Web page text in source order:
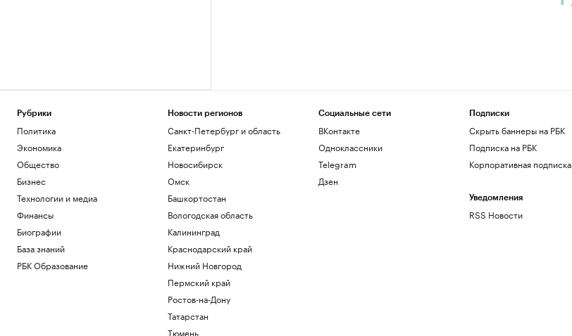
Рубрики
Политика
Экономика
Общество
Бизнес
Технологии и медиа
Финансы
Биографии
База знаний
РБК Образование
Новости регионов
Санкт-Петербург и область
Екатеринбург
Новосибирск
Омск
Башкортостан
Вологодская область
Калининград
Краснодарский край
Нижний Новгород
Пермский край
Ростов-на-Дону
Татарстан
Тюмень
Социальные сети
ВКонтакте
Одноклассники
Telegram
Дзен
Подписки
Скрыть баннеры на РБК
Подписка на РБК
Корпоративная подписка
Уведомления
RSS Новости